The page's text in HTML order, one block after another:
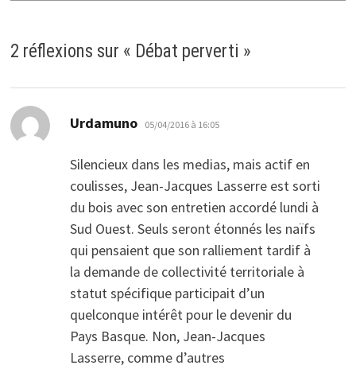
2 réflexions sur « Débat perverti »
Urdamuno dit :
05/04/2016 à 16:05
Silencieux dans les medias, mais actif en
coulisses, Jean-Jacques Lasserre est sorti
du bois avec son entretien accordé lundi à
Sud Ouest. Seuls seront étonnés les naïfs
qui pensaient que son ralliement tardif à
la demande de collectivité territoriale à
statut spécifique participait d’un
quelconque intérêt pour le devenir du
Pays Basque. Non, Jean-Jacques
Lasserre, comme d’autres